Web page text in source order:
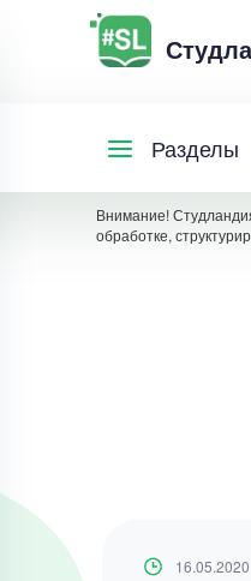
Разделы
Внимание!
обработке,
16.05.2020